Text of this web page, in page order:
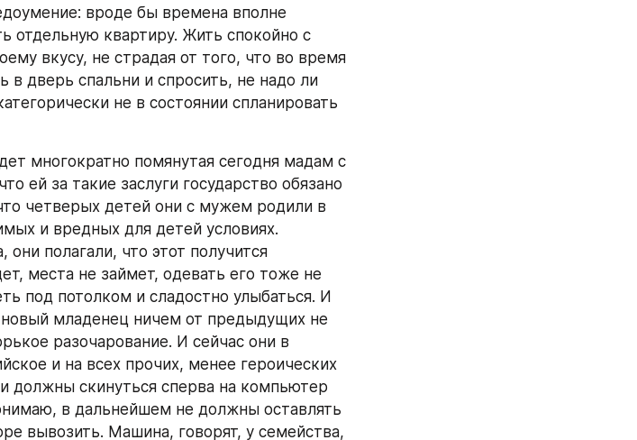
вроде бы времена вполне
отдельную квартиру. Жить спокойно с
вкусу, не страдая от того, что во время
в дверь спальни и спросить, не надо ли
не в состоянии спланировать
многократно помянутая сегодня мадам с
ей за такие заслуги государство обязано
четверых детей они с мужем родили в
и вредных для детей условиях.
полагали, что этот получится
места не займет, одевать его тоже не
под потолком и сладостно улыбаться. И
младенец ничем от предыдущих не
разочарование. И сейчас они в
и на всех прочих, менее героических
должны скинуться сперва на компьютер
в дальнейшем не должны оставлять
вывозить. Машина, говорят, у семейства,